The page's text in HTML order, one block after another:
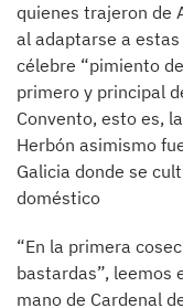
quienes trajeron de
al adaptarse a
célebre “pimiento
primero y principal
Convento, esto es,
Herbón asimismo
Galicia donde se
doméstico
“En la primera
bastardas”, leemos
mano de Cardenal